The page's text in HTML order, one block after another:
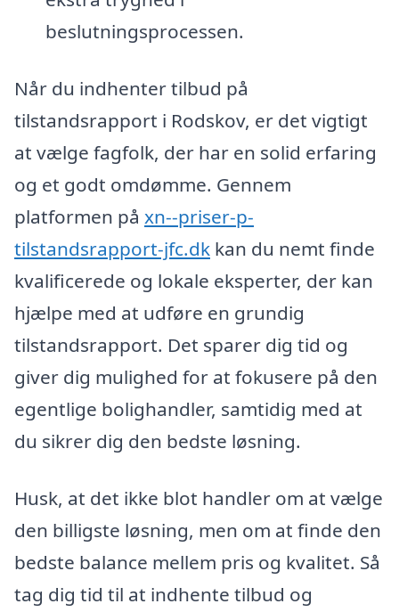
beslutningsprocessen.
Når du indhenter tilbud på
tilstandsrapport i Rodskov, er det vigtigt
at vælge fagfolk, der har en solid erfaring
og et godt omdømme. Gennem
platformen på xn--priser-p-
tilstandsrapport-jfc.dk kan du nemt finde
kvalificerede og lokale eksperter, der kan
hjælpe med at udføre en grundig
tilstandsrapport. Det sparer dig tid og
giver dig mulighed for at fokusere på den
egentlige bolighandler, samtidig med at
du sikrer dig den bedste løsning.
Husk, at det ikke blot handler om at vælge
den billigste løsning, men om at finde den
bedste balance mellem pris og kvalitet. Så
tag dig tid til at indhente tilbud og